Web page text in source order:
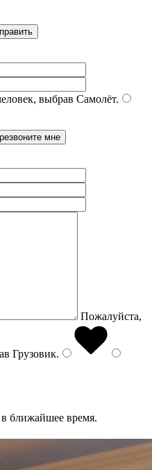
выбрав Самолёт.
Пожалуйста,
Грузовик.
ближайшее время.